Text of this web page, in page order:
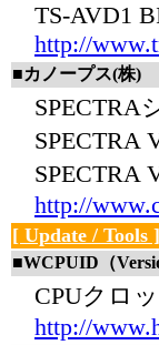
TS-AVD1
http://
■カノープス(株)
SPECTRA
SPECTRA
SPECTRA
http://
[ Update / Tools ]
■WCPUID（
CPUクロ
http://